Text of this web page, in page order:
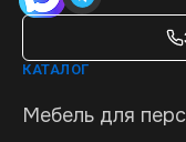
КАТАЛОГ
Мебель для